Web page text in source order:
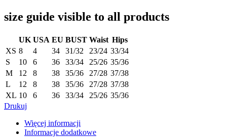
size guide visible to all products
UK USA EU BUST Waist Hips
XS 8 4 34 31/32 23/24 33/34
S
10 6 36 33/34 25/26 35/36
M
12 8 38 35/36 27/28 37/38
L
12 8 38 35/36 27/28 37/38
XL 10 6 36 33/34 25/26 35/36
Drukuj
Więcej informacji
Informacje dodatkowe